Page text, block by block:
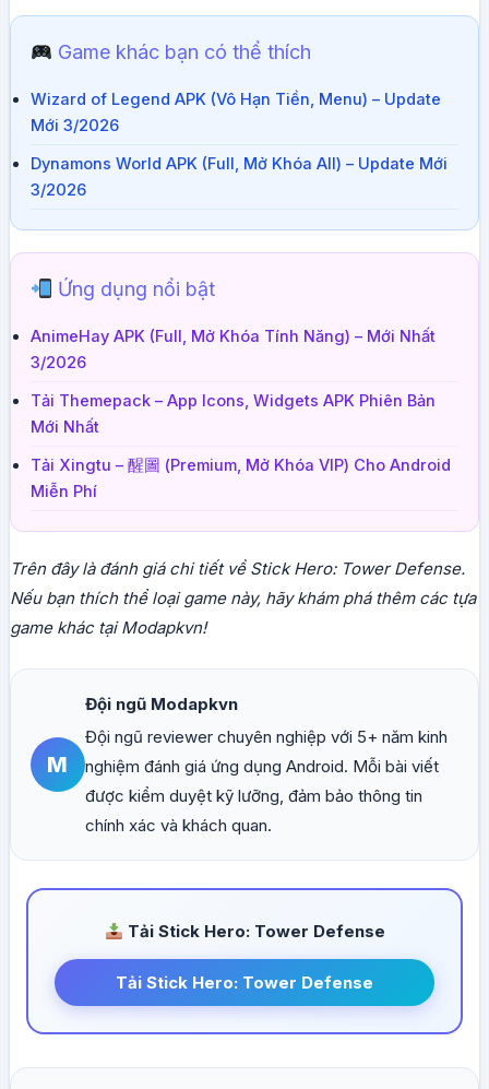
Game khác bạn có thể thích
Wizard of Legend APK (Vô Hạn Tiền, Menu) – Update
Mới 3/2026
Dynamons World APK (Full, Mở Khóa All) – Update Mới
3/2026
Ứng dụng nổi bật
AnimeHay APK (Full, Mở Khóa Tính Năng) – Mới Nhất
3/2026
Tải Themepack – App Icons, Widgets APK Phiên Bản
Mới Nhất
Tải Xingtu – 醒圖 (Premium, Mở Khóa VIP) Cho Android
Miễn Phí
Trên đây là đánh giá chi tiết về Stick Hero: Tower Defense.
Nếu bạn thích thể loại game này, hãy khám phá thêm các tựa
game khác tại Modapkvn!
M
Đội ngũ Modapkvn
Đội ngũ reviewer chuyên nghiệp với 5+ năm kinh
nghiệm đánh giá ứng dụng Android. Mỗi bài viết
được kiểm duyệt kỹ lưỡng, đảm bảo thông tin
chính xác và khách quan.
Tải Stick Hero: Tower Defense
Tải Stick Hero: Tower Defense